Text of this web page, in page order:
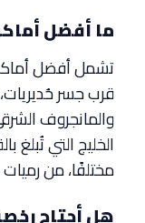
ما أفضل
تشمل أفضل
قرب جسر
والمانجروف
الخليج التي تُبلغ
مختلفًا، من
هل أحتاج